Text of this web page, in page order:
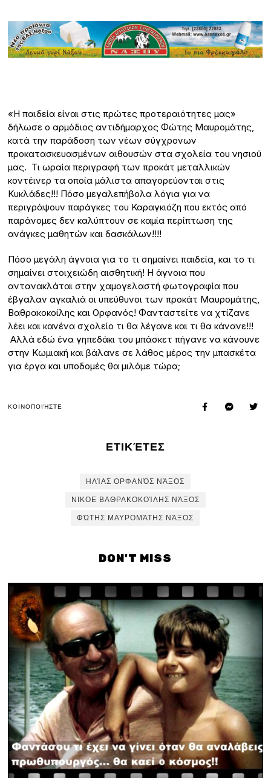
«Η παιδεία είναι στις πρώτες προτεραιότητες μας»
δήλωσε ο αρμόδιος αντιδήμαρχος Φώτης Μαυρομάτης,
κατά την παράδοση των νέων σύγχρονων
προκατασκευασμένων αιθουσών στα σχολεία του νησιού
μας. Τι ωραία περιγραφή των προκάτ μεταλλικών
κοντέινερ τα οποία μάλιστα απαγορεύονται στις
Κυκλάδες!!! Πόσο μεγαλεπήβολα λόγια για να
περιγράψουν παράγκες του Καραγκιόζη που εκτός από
παράνομες δεν καλύπτουν σε καμία περίπτωση της
ανάγκες μαθητών και δασκάλων!!!!
Πόσο μεγάλη άγνοια για το τι σημαίνει παιδεία, και το τι
σημαίνει στοιχειώδη αισθητική! Η άγνοια που
αντανακλάται στην χαμογελαστή φωτογραφία που
έβγαλαν αγκαλιά οι υπεύθυνοι των προκάτ Μαυρομάτης,
Βαθρακοκοίλης και Ορφανός! Φανταστείτε να χτίζανε
λέει και κανένα σχολείο τι θα λέγανε και τι θα κάνανε!!!
Αλλά εδώ ένα γηπεδάκι του μπάσκετ πήγανε να κάνουνε
στην Κωμιακή και βάλανε σε λάθος μέρος την μπασκέτα
για έργα και υποδομές θα μιλάμε τώρα;
ΚΟΙΝΟΠΟΙΉΣΤΕ
ΕΤΙΚΈΤΕΣ
ΗΛΊΑΣ ΟΡΦΑΝΌΣ ΝΆΞΟΣ
ΝΙΚΟΕ ΒΑΘΡΑΚΟΚΟΊΛΗΣ ΝΆΞΟΣ
ΦΏΤΗΣ ΜΑΥΡΟΜΆΤΗΣ ΝΆΞΟΣ
DON'T MISS